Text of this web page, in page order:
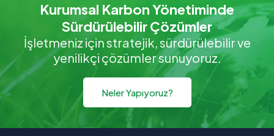
Kurumsal Karbon Yönetiminde
Sürdürülebilir Çözümler
İşletmeniz için stratejik, sürdürülebilir ve
yenilikçi çözümler sunuyoruz.
Neler Yapıyoruz?